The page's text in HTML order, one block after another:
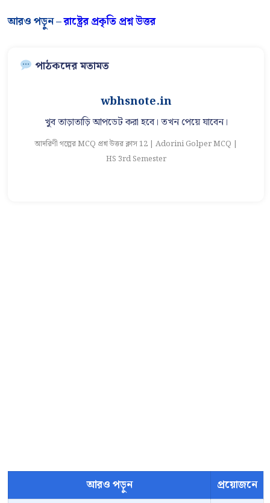
আরও পড়ুন –রাষ্ট্রের প্রকৃতি প্রশ্ন উত্তর
পাঠকদের মতামত
wbhsnote.in
খুব তাড়াতাড়ি আপডেট করা হবে। তখন পেয়ে যাবেন।
আদরিণী গল্পের MCQ প্রশ্ন উত্তর ক্লাস 12 | Adorini Golper MCQ |
HS 3rd Semester
আরও পড়ুন
প্রয়োজনে